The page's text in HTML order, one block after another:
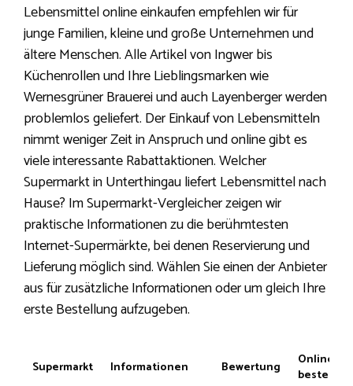
Lebensmittel online einkaufen empfehlen wir für
junge Familien, kleine und große Unternehmen und
ältere Menschen. Alle Artikel von Ingwer bis
Küchenrollen und Ihre Lieblingsmarken wie
Wernesgrüner Brauerei und auch Layenberger werden
problemlos geliefert. Der Einkauf von Lebensmitteln
nimmt weniger Zeit in Anspruch und online gibt es
viele interessante Rabattaktionen. Welcher
Supermarkt in Unterthingau liefert Lebensmittel nach
Hause? Im Supermarkt-Vergleicher zeigen wir
praktische Informationen zu die berühmtesten
Internet-Supermärkte, bei denen Reservierung und
Lieferung möglich sind. Wählen Sie einen der Anbieter
aus für zusätzliche Informationen oder um gleich Ihre
erste Bestellung aufzugeben.
Supermarkt Informationen Bewertung
Online
bestellen